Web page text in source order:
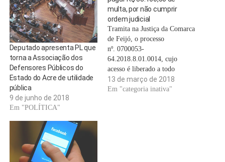
Deputado apresenta PL que
torna a Associação dos
Defensores Públicos do
Estado do Acre de utilidade
pública
9 de junho de 2018
Em "POLÍTICA"
multa, por não cumprir
ordem judicial
Tramita na Justiça da Comarca
de Feijó, o processo
nº. 0700053-
64.2018.8.01.0014, cujo
acesso é liberado a todo
cidadão, pelo portal do
Tribunal de Justiça do Estado
13 de março de 2018
Em "categoria inativa"